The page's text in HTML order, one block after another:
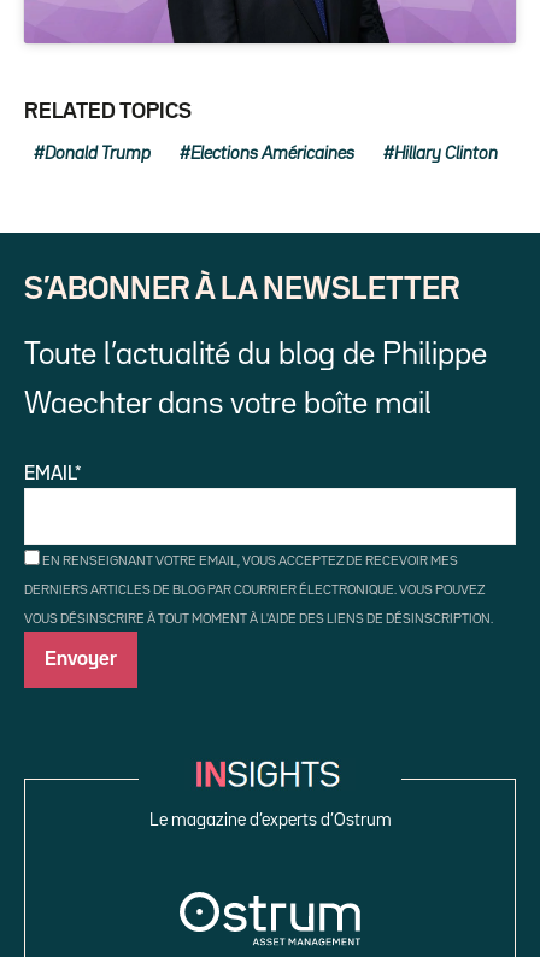
RELATED TOPICS
Donald Trump Elections Américaines Hillary Clinton
S’ABONNER À LA NEWSLETTER
Toute l’actualité du blog de Philippe
Waechter dans votre boîte mail
EMAIL*
EN RENSEIGNANT VOTRE EMAIL, VOUS ACCEPTEZ DE RECEVOIR MES
DERNIERS ARTICLES DE BLOG PAR COURRIER ÉLECTRONIQUE. VOUS POUVEZ
VOUS DÉSINSCRIRE À TOUT MOMENT À L'AIDE DES LIENS DE DÉSINSCRIPTION.
Le magazine d’experts d’Ostrum